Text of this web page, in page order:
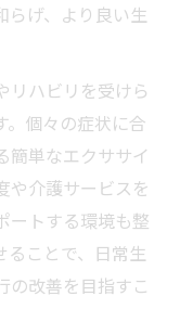
らげ、より良い生
リハビリを受けら
。個々の症状に合
簡単なエクササイ
や介護サービスを
ートする環境も整
ることで、日常生
の改善を目指すこ